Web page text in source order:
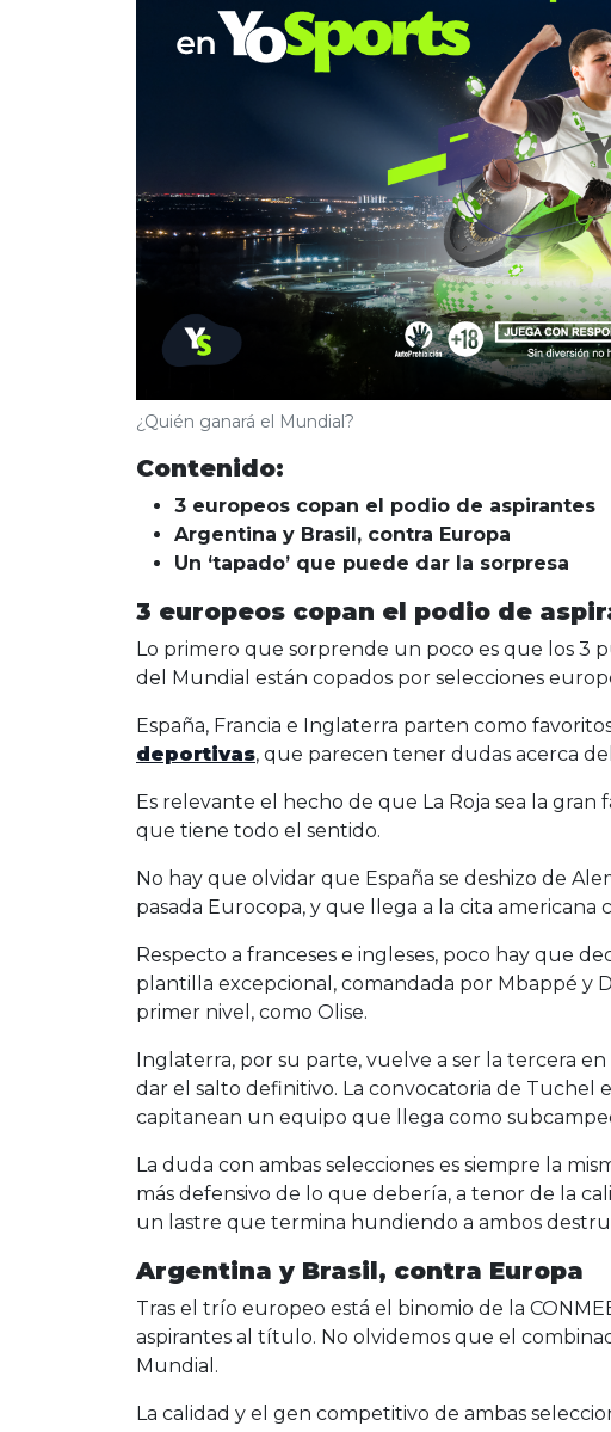
¿Quién ganará el Mundial?
Contenido:
3 europeos copan el podio de aspirantes
Argentina y Brasil, contra Europa
Un ‘tapado’ que puede dar la sorpresa
3 europeos copan el podio de
Lo primero que sorprende un poco es que los 3
del Mundial están copados por selecciones
España, Francia e Inglaterra parten como
deportivas, que parecen tener dudas acerca
Es relevante el hecho de que La Roja sea la
que tiene todo el sentido.
No hay que olvidar que España se deshizo de
pasada Eurocopa, y que llega a la cita americana
Respecto a franceses e ingleses, poco hay que
plantilla excepcional, comandada por Mbappé y
primer nivel, como Olise.
Inglaterra, por su parte, vuelve a ser la tercera
dar el salto definitivo. La convocatoria de Tuchel
capitanean un equipo que llega como
La duda con ambas selecciones es siempre la
más defensivo de lo que debería, a tenor de la
un lastre que termina hundiendo a ambos
Argentina y Brasil, contra Europa
Tras el trío europeo está el binomio de la
aspirantes al título. No olvidemos que el
Mundial.
La calidad y el gen competitivo de ambas